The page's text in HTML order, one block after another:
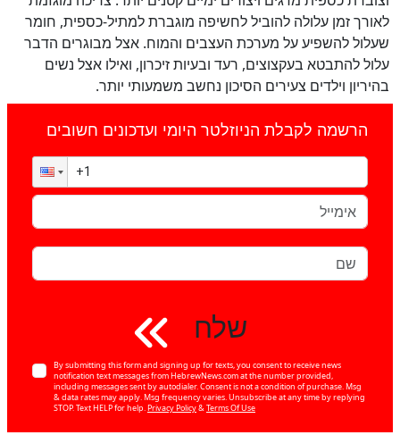
לאורך זמן עלולה להוביל לחשיפה מוגברת למתיל-כספית, חומר
שעלול להשפיע על מערכת העצבים והמוח. אצל מבוגרים הדבר
עלול להתבטא בעקצוצים, רעד ובעיות זיכרון, ואילו אצל נשים
בהיריון וילדים צעירים הסיכון נחשב משמעותי יותר.
הרשמה לקבלת הניוזלטר היומי ועדכונים חשובים
שלח
By submitting this form and signing up for texts, you consent to receive news
notification text messages from HebrewNews.com at the number provided,
including messages sent by autodialer. Consent is not a condition of purchase. Msg
& data rates may apply. Msg frequency varies. Unsubscribe at any time by replying
STOP. Text HELP for help. Privacy Policy& Terms Of Use
100%כן